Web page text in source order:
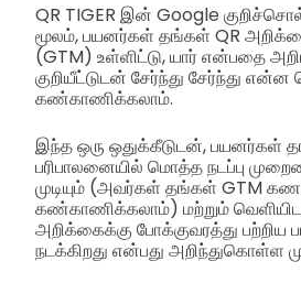
QR TIGER இன் Google
மூலம், பயனர்கள் தங்கள் QR
(GTM) உள்ளிட்டு, யார் என்பதை
குறியீட்டுடன் சேர்ந்து சேர்ந்து
கண்காணிக்கலாம்.
இந்த ஒரு ஒதுக்கீடுடன், பயனர்கள்
பரிபாலனையில் மொத்த நடப்பு
முடியும் (அவர்கள் தங்கள் GTM
கண்காணிக்கலாம்) மற்றும்
அறிக்கைக்கு போக்குவரத்து பற்றிய
நடக்கிறது என்பது அறிந்துகொள்ள